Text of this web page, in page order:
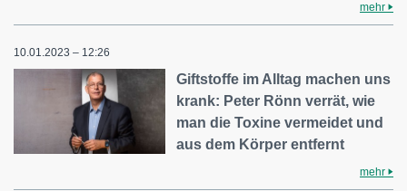
mehr
10.01.2023 – 12:26
Giftstoffe im Alltag machen uns
krank: Peter Rönn verrät, wie
man die Toxine vermeidet und
aus dem Körper entfernt
mehr